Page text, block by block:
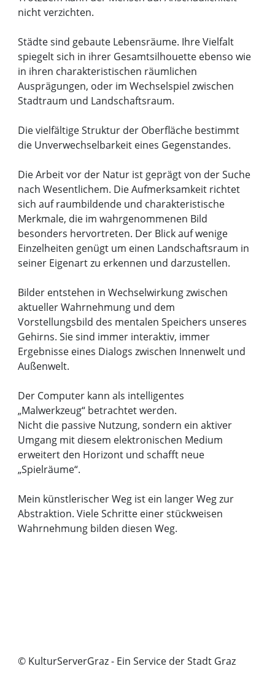
nicht verzichten.
Städte sind gebaute Lebensräume. Ihre Vielfalt
spiegelt sich in ihrer Gesamtsilhouette ebenso wie
in ihren charakteristischen räumlichen
Ausprägungen, oder im Wechselspiel zwischen
Stadtraum und Landschaftsraum.
Die vielfältige Struktur der Oberfläche bestimmt
die Unverwechselbarkeit eines Gegenstandes.
Die Arbeit vor der Natur ist geprägt von der Suche
nach Wesentlichem. Die Aufmerksamkeit richtet
sich auf raumbildende und charakteristische
Merkmale, die im wahrgenommenen Bild
besonders hervortreten. Der Blick auf wenige
Einzelheiten genügt um einen Landschaftsraum in
seiner Eigenart zu erkennen und darzustellen.
Bilder entstehen in Wechselwirkung zwischen
aktueller Wahrnehmung und dem
Vorstellungsbild des mentalen Speichers unseres
Gehirns. Sie sind immer interaktiv, immer
Ergebnisse eines Dialogs zwischen Innenwelt und
Außenwelt.
Der Computer kann als intelligentes
„Malwerkzeug“ betrachtet werden.
Nicht die passive Nutzung, sondern ein aktiver
Umgang mit diesem elektronischen Medium
erweitert den Horizont und schafft neue
„Spielräume“.
Mein künstlerischer Weg ist ein langer Weg zur
Abstraktion. Viele Schritte einer stückweisen
Wahrnehmung bilden diesen Weg.
© KulturServerGraz - Ein Service der Stadt Graz